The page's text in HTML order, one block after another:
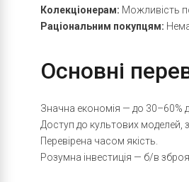
Колекціонерам: Можливість
Раціональним покупцям:
Основні
Значна економія — до 30–60%
Доступ до культових моделей,
Перевірена часом якість.
Розумна інвестиція — б/в зброя